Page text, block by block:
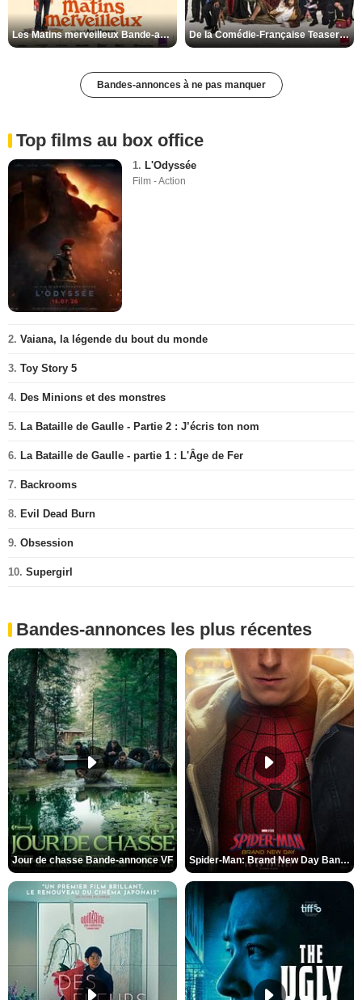
Les Matins merveilleux Bande-annonce VF De la Comédie-Française Teaser VF
Bandes-annonces à ne pas manquer
Top films au box office
1. L'Odyssée
Film - Action
2. Vaiana, la légende du bout du monde
3. Toy Story 5
4. Des Minions et des monstres
5. La Bataille de Gaulle - Partie 2 : J’écris ton nom
6. La Bataille de Gaulle - partie 1 : L'Âge de Fer
7. Backrooms
8. Evil Dead Burn
9. Obsession
10. Supergirl
Bandes-annonces les plus récentes
Jour de chasse Bande-annonce VF Spider-Man: Brand New Day Bande-annonce (3) VO STFR